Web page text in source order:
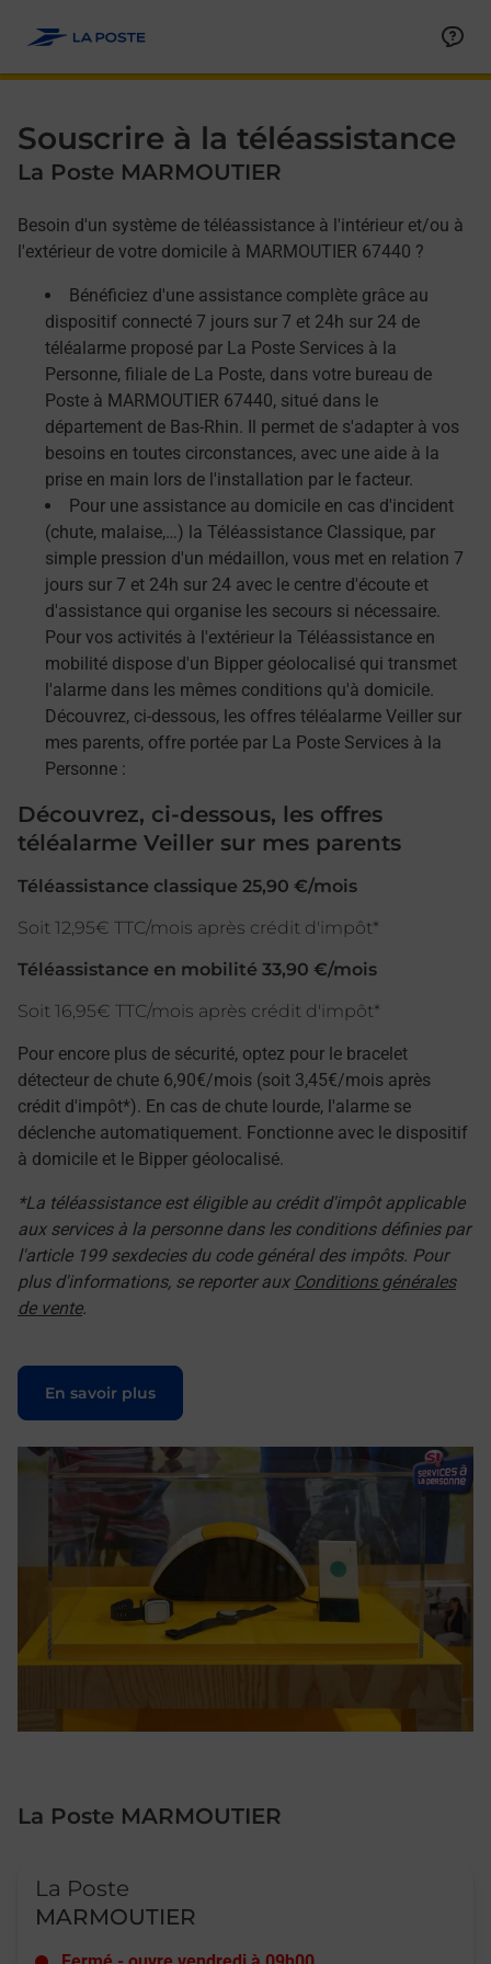
Souscrire à la téléassistance
La Poste MARMOUTIER
Besoin d'un système de téléassistance à l'intérieur et/ou à
l'extérieur de votre domicile à MARMOUTIER 67440 ?
Bénéficiez d'une assistance complète grâce au
dispositif connecté 7 jours sur 7 et 24h sur 24 de
téléalarme proposé par La Poste Services à la
Personne, filiale de La Poste, dans votre bureau de
Poste à MARMOUTIER 67440, situé dans le
département de Bas-Rhin. Il permet de s'adapter à vos
besoins en toutes circonstances, avec une aide à la
prise en main lors de l'installation par le facteur.
Pour une assistance au domicile en cas d'incident
(chute, malaise,…) la Téléassistance Classique, par
simple pression d'un médaillon, vous met en relation 7
jours sur 7 et 24h sur 24 avec le centre d'écoute et
d'assistance qui organise les secours si nécessaire.
Pour vos activités à l'extérieur la Téléassistance en
mobilité dispose d'un Bipper géolocalisé qui transmet
l'alarme dans les mêmes conditions qu'à domicile.
Découvrez, ci-dessous, les offres téléalarme Veiller sur
mes parents, offre portée par La Poste Services à la
Personne :
Découvrez, ci-dessous, les offres
téléalarme Veiller sur mes parents
Téléassistance classique 25,90 €/mois
Soit 12,95€ TTC/mois après crédit d'impôt*
Téléassistance en mobilité 33,90 €/mois
Soit 16,95€ TTC/mois après crédit d'impôt*
Pour encore plus de sécurité, optez pour le bracelet
détecteur de chute 6,90€/mois (soit 3,45€/mois après
crédit d'impôt*). En cas de chute lourde, l'alarme se
déclenche automatiquement. Fonctionne avec le dispositif
à domicile et le Bipper géolocalisé.
*La téléassistance est éligible au crédit d'impôt applicable
aux services à la personne dans les conditions définies par
l'article 199 sexdecies du code général des impôts. Pour
plus d'informations, se reporter aux Conditions générales
de vente.
En savoir plus
Le lien s'ouvre dans un nouvel onglet
La Poste MARMOUTIER
La Poste
MARMOUTIER